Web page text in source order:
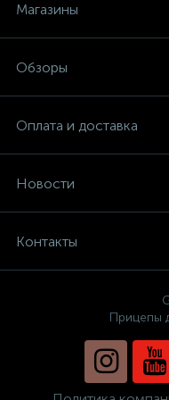
Магазины
Обзоры
Оплата и доставка
Новости
Контакты
Прицепы